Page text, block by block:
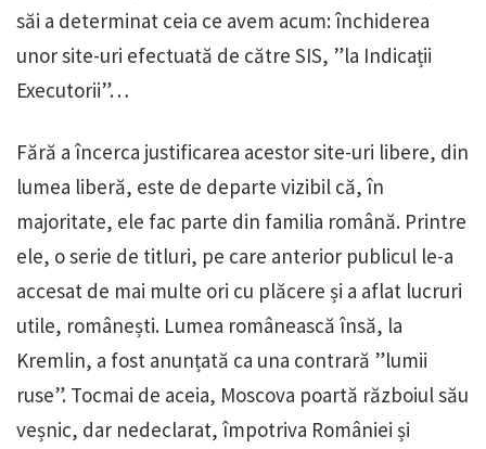
săi a determinat ceia ce avem acum: închiderea
unor site-uri efectuată de către SIS, ”la Indicații
Executorii”…
Fără a încerca justificarea acestor site-uri libere, din
lumea liberă, este de departe vizibil că, în
majoritate, ele fac parte din familia română. Printre
ele, o serie de titluri, pe care anterior publicul le-a
accesat de mai multe ori cu plăcere și a aflat lucruri
utile, românești. Lumea românească însă, la
Kremlin, a fost anunțată ca una contrară ”lumii
ruse”. Tocmai de aceia, Moscova poartă războiul său
veșnic, dar nedeclarat, împotriva României și